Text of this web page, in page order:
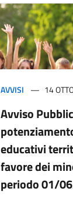
AVVISI 14
Avviso
educativi
favore dei
periodo 01/